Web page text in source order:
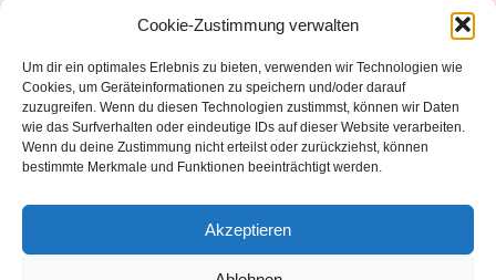
Cookie-Zustimmung verwalten
Um dir ein optimales Erlebnis zu bieten, verwenden wir Technologien wie
Cookies, um Geräteinformationen zu speichern und/oder darauf
zuzugreifen. Wenn du diesen Technologien zustimmst, können wir Daten
wie das Surfverhalten oder eindeutige IDs auf dieser Website verarbeiten.
Wenn du deine Zustimmung nicht erteilst oder zurückziehst, können
bestimmte Merkmale und Funktionen beeinträchtigt werden.
Akzeptieren
+49 9155 9279727
wache113@ff-huettenbach.de